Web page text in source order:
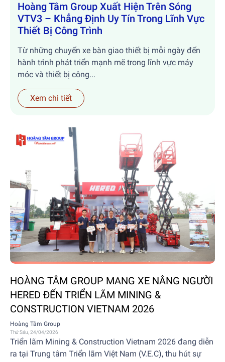
Hoàng Tâm Group Xuất Hiện Trên Sóng
VTV3 – Khẳng Định Uy Tín Trong Lĩnh Vực
Thiết Bị Công Trình
Từ những chuyến xe bàn giao thiết bị mỗi ngày đến
hành trình phát triển mạnh mẽ trong lĩnh vực máy
móc và thiết bị công...
Xem chi tiết
HOÀNG TÂM GROUP MANG XE NÂNG NGƯỜI
HERED ĐẾN TRIỂN LÃM MINING &
CONSTRUCTION VIETNAM 2026
Hoàng Tâm Group
Thứ Sáu, 24/04/2026
Triển lãm Mining & Construction Vietnam 2026 đang diễn
ra tại Trung tâm Triển lãm Việt Nam (V.E.C), thu hút sự